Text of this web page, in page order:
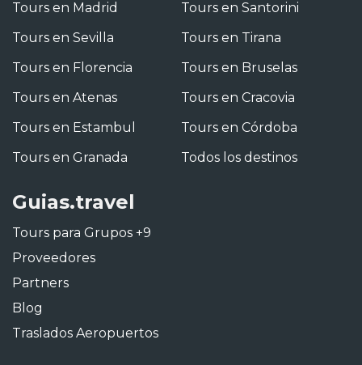
Tours en Madrid
Tours en Sevilla
Tours en Florencia
Tours en Atenas
Tours en Estambul
Tours en Granada
Tours en Santorini
Tours en Tirana
Tours en Bruselas
Tours en Cracovia
Tours en Córdoba
Todos los destinos
Guias.travel
Tours para Grupos +9
Proveedores
Partners
Blog
Traslados Aeropuertos